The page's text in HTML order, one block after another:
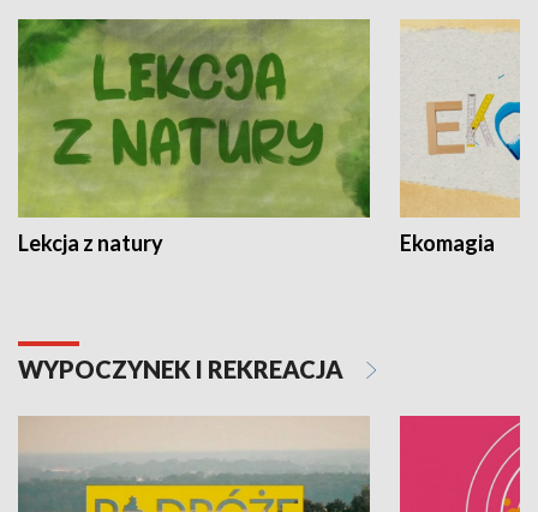
Lekcja z natury Ekomagia
WYPOCZYNEK I REKREACJA